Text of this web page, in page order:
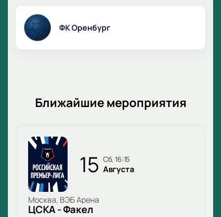
ФК Оренбург
Ближайшие мероприятия
15 сб, 16:15
Августа
Москва, ВЭБ Арена
ЦСКА - Факел